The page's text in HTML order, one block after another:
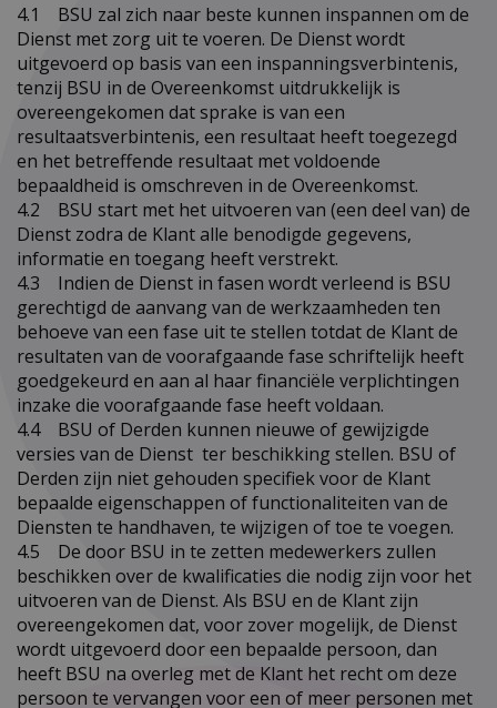
4.1 BSU zal zich naar beste kunnen inspannen om de
Dienst met zorg uit te voeren. De Dienst wordt
uitgevoerd op basis van een inspanningsverbintenis,
tenzij BSU in de Overeenkomst uitdrukkelijk is
overeengekomen dat sprake is van een
resultaatsverbintenis, een resultaat heeft toegezegd
en het betreffende resultaat met voldoende
bepaaldheid is omschreven in de Overeenkomst.
4.2 BSU start met het uitvoeren van (een deel van) de
Dienst zodra de Klant alle benodigde gegevens,
informatie en toegang heeft verstrekt.
4.3 Indien de Dienst in fasen wordt verleend is BSU
gerechtigd de aanvang van de werkzaamheden ten
behoeve van een fase uit te stellen totdat de Klant de
resultaten van de voorafgaande fase schriftelijk heeft
goedgekeurd en aan al haar financiële verplichtingen
inzake die voorafgaande fase heeft voldaan.
4.4 BSU of Derden kunnen nieuwe of gewijzigde
versies van de Dienst ter beschikking stellen. BSU of
Derden zijn niet gehouden specifiek voor de Klant
bepaalde eigenschappen of functionaliteiten van de
Diensten te handhaven, te wijzigen of toe te voegen.
4.5 De door BSU in te zetten medewerkers zullen
beschikken over de kwalificaties die nodig zijn voor het
uitvoeren van de Dienst. Als BSU en de Klant zijn
overeengekomen dat, voor zover mogelijk, de Dienst
wordt uitgevoerd door een bepaalde persoon, dan
heeft BSU na overleg met de Klant het recht om deze
persoon te vervangen voor een of meer personen met